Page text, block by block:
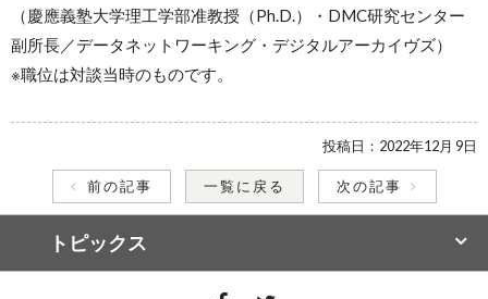
（ 慶應義塾大学理工学部准教授（Ph.D.）・DMC研究センター
副所長／データネットワーキング・デジタルアーカイヴズ）
※職位は対談当時のものです。
投稿日： 2022年12月 9日
前の記事 一覧に戻る 次の記事
トピックス